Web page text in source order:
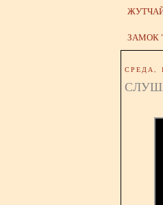
ЗАМОК
СРЕДА,